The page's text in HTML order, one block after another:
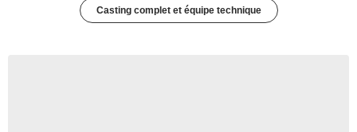
Casting complet et équipe technique